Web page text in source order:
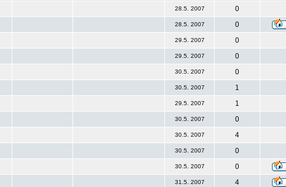
28.5. 2007
0
28.5. 2007
0
29.5. 2007
0
29.5. 2007
0
30.5. 2007
0
30.5. 2007
1
29.5. 2007
1
30.5. 2007
0
30.5. 2007
4
30.5. 2007
0
30.5. 2007
0
31.5. 2007
4